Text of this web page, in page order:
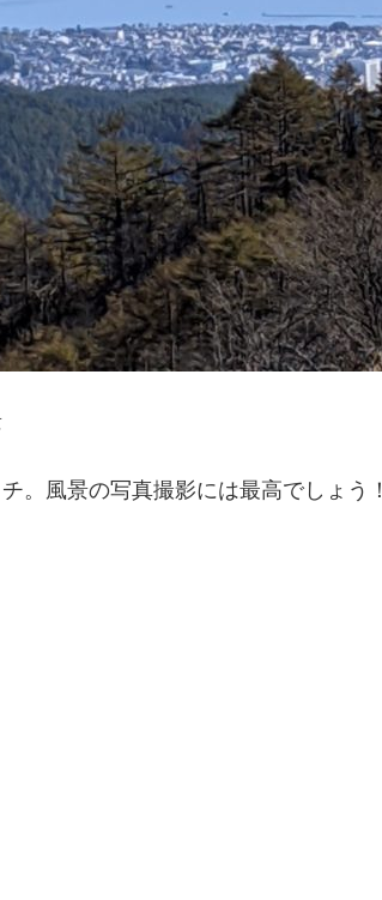
。風景の写真撮影には最高でしょう！